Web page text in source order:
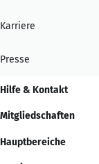
Karriere
Presse
Hilfe & Kontakt
Mitgliedschaften
Hauptbereiche